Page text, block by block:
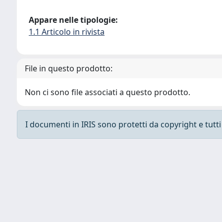
Appare nelle tipologie:
1.1 Articolo in rivista
File in questo prodotto:
Non ci sono file associati a questo prodotto.
I documenti in IRIS sono protetti da copyright e